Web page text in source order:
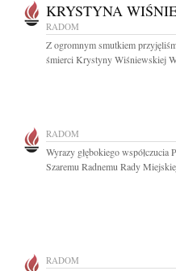
KRYSTYNA
RADOM
Z ogromnym smutkiem
śmierci Krystyny Wiśniewskiej
RADOM
Wyrazy głębokiego współczucia
Szaremu Radnemu Rady
RADOM